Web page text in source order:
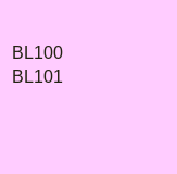
BL100
BL101